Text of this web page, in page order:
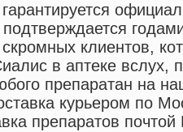
клиентов,
в аптеке вслух,
препаратан на
курьером по
препаратов